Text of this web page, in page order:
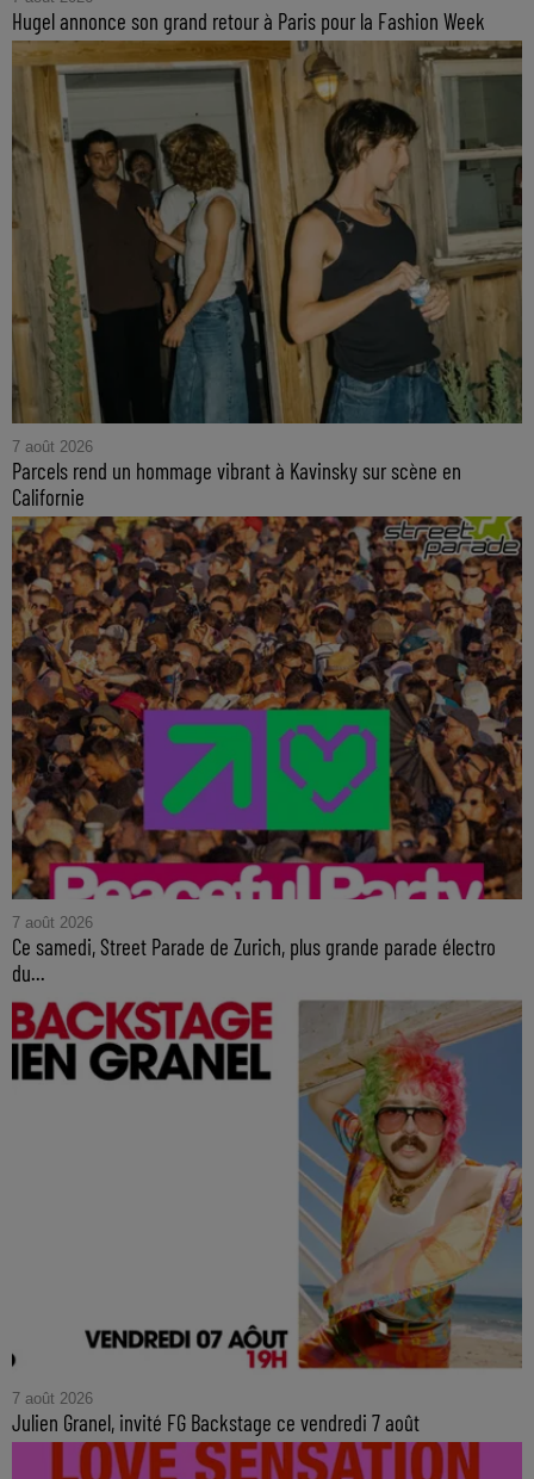
Hugel annonce son grand retour à Paris pour la Fashion Week
7 août 2026
Parcels rend un hommage vibrant à Kavinsky sur scène en
Californie
7 août 2026
Ce samedi, Street Parade de Zurich, plus grande parade électro
du...
7 août 2026
Julien Granel, invité FG Backstage ce vendredi 7 août